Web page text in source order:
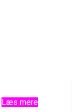
Læs mere